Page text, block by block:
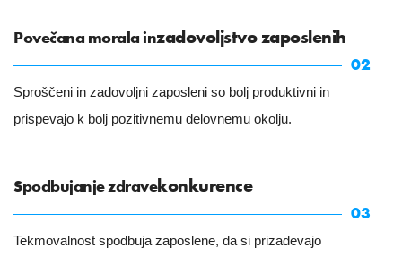
Povečana morala inzadovoljstvo zaposlenih
02
Sproščeni in zadovoljni zaposleni so bolj produktivni in
prispevajo k bolj pozitivnemu delovnemu okolju.
Spodbujanje zdravekonkurence
03
Tekmovalnost spodbuja zaposlene, da si prizadevajo